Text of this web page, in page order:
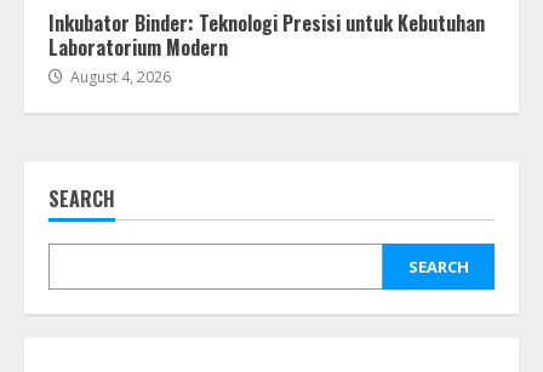
Inkubator Binder: Teknologi Presisi untuk Kebutuhan
Laboratorium Modern
August 4, 2026
SEARCH
SEARCH